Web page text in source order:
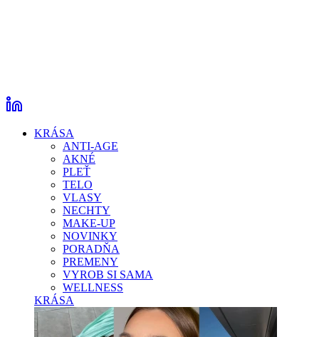
KRÁSA
ANTI-AGE
AKNÉ
PLEŤ
TELO
VLASY
NECHTY
MAKE-UP
NOVINKY
PORADŇA
PREMENY
VYROB SI SAMA
WELLNESS
KRÁSA